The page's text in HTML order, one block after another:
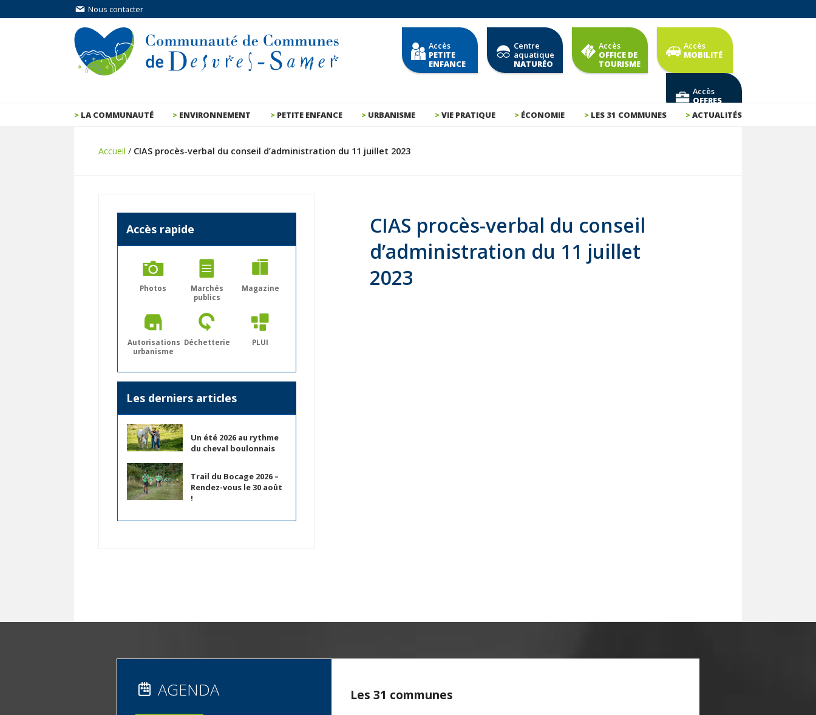
Nous contacter
Accès
PETITE
ENFANCE
Centre
aquatique
NATURÉO
Accès
OFFICE DE
TOURISME
Accès
MOBILITÉ
Accès
OFFRES
LA COMMUNAUTÉ ENVIRONNEMENT PETITE ENFANCE URBANISME VIE PRATIQUE ÉCONOMIE LES 31 COMMUNES ACTUALITÉS
Accueil / CIAS procès-verbal du conseil d’administration du 11 juillet 2023
Accès rapide
Photos
Marchés
publics
Magazine
Autorisations
urbanisme
Déchetterie PLUI
Les derniers articles
Un été 2026 au rythme
du cheval boulonnais
Trail du Bocage 2026 –
Rendez-vous le 30 août
!
CIAS procès-verbal du conseil
d’administration du 11 juillet
2023
AGENDA Les 31 communes